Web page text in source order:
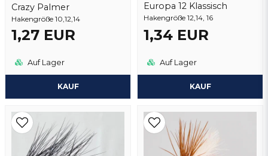
Crazy Palmer
Hakengröße 10,12,14
1,27 EUR
Auf Lager
KAUF
Europa 12 Klassisch
Hakengröße 12,14, 16
1,34 EUR
Auf Lager
KAUF
Frage senden